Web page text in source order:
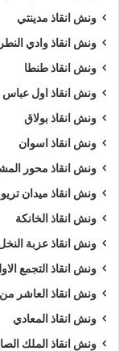
ونش انقاذ مدينتي
ونش انقاذ وادي
ونش انقاذ طنطا
ونش انقاذ اول عباس
ونش انقاذ بولاق
ونش انقاذ اسوان
ونش انقاذ محور
ونش انقاذ ميدان
ونش انقاذ الخانكة
ونش انقاذ عزبة
ونش انقاذ التجمع
ونش انقاذ العاشر
ونش انقاذ المعادي
ونش انقاذ الملك